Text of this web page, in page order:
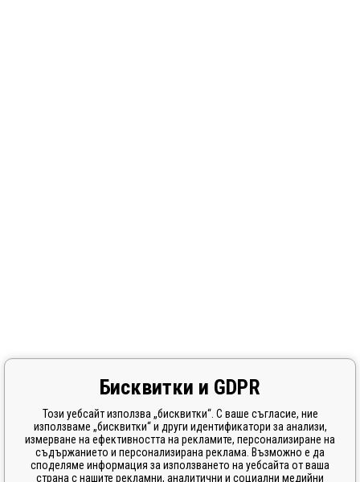
Бисквитки и GDPR
Този уебсайт използва „бисквитки“. С ваше съгласие, ние
използваме „бисквитки“ и други идентификатори за анализи,
измерване на ефективността на рекламите, персонализиране на
съдържанието и персонализирана реклама. Възможно е да
споделяме информация за използването на уебсайта от ваша
страна с нашите рекламни, аналитични и социални медийни